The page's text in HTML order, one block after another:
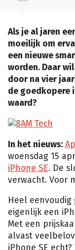
Als je al jaren
moeilijk om
een nieuwe
worden. Daar
door na vier
de goedkopere
waard?
In het nieuws:
woensdag 15
iPhone SE. De
verwacht. Voor
Heel eenvoudig
eigenlijk een
Met een
alvast
iPhone SE